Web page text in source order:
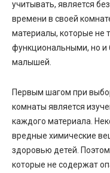
учитывать, является
времени в своей
материалы, которые не
функциональными, но и
малышей.
Первым шагом при
комнаты является
каждого материала.
вредные химические
здоровью детей.
которые не содержат